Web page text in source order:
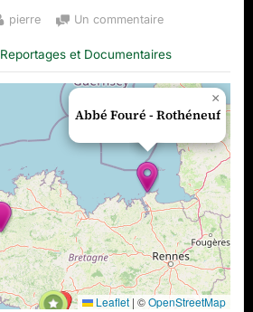
By
pierre Un commentairesur
grotte
du
Reportages et Documentaires
Abbé Fouré - Rothéneuf
×
Leaflet | ©OpenStreetMap